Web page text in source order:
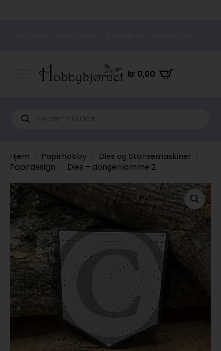
kr 0,00
Products
search
Hjem Papirhobby
Dies og Stansemaskiner
Papirdesign
Dies – dongerilomme 2